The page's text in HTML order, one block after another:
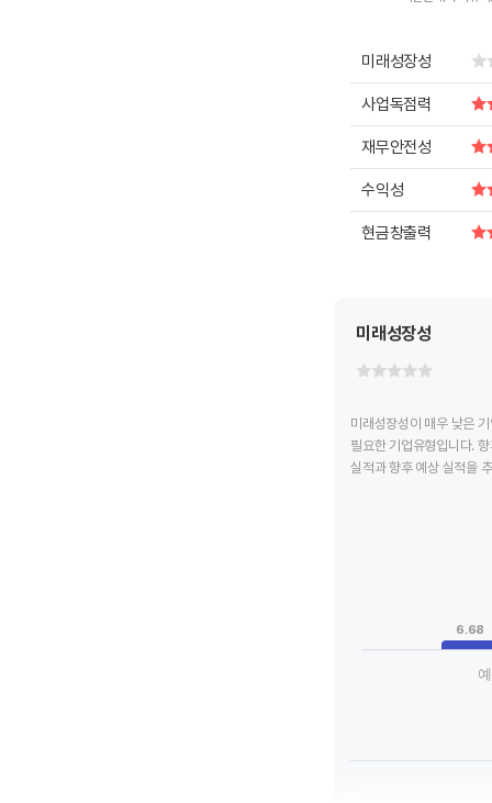
미래성장성
사업독점력
재무안전성
수익성
현금창출력
미래성장성
미래성장성이 매우 낮은
필요한 기업유형입니다.
실적과 향후 예상 실적을
6.68